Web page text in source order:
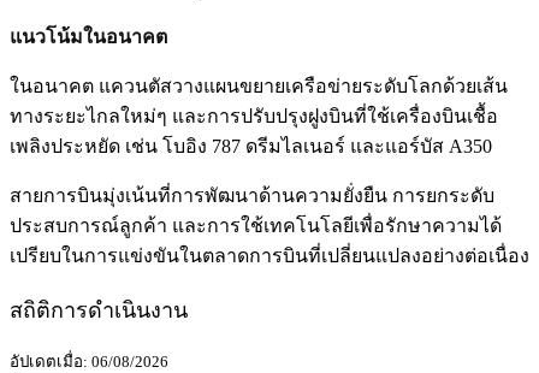
แนวโน้มในอนาคต
ในอนาคต แควนตัสวางแผนขยายเครือข่ายระดับโลกด้วยเส้น
ทางระยะไกลใหม่ๆ และการปรับปรุงฝูงบินที่ใช้เครื่องบินเชื้อ
เพลิงประหยัด เช่น โบอิง 787 ดรีมไลเนอร์ และแอร์บัส A350
สายการบินมุ่งเน้นที่การพัฒนาด้านความยั่งยืน การยกระดับ
ประสบการณ์ลูกค้า และการใช้เทคโนโลยีเพื่อรักษาความได้
เปรียบในการแข่งขันในตลาดการบินที่เปลี่ยนแปลงอย่างต่อเนื่อง
สถิติการดำเนินงาน
อัปเดตเมื่อ: 06/08/2026